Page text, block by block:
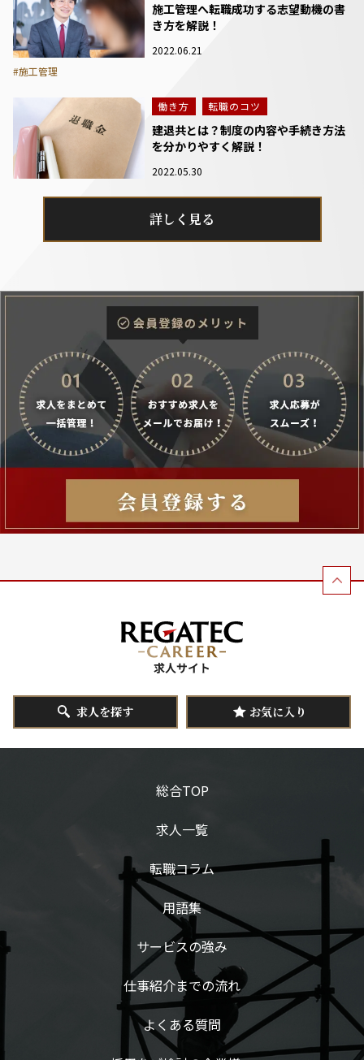
施工管理へ転職成功する志望動機の書
き方を解説！
2022.06.21
#施工管理
働き方 転職のコツ
建退共とは？制度の内容や手続き方法
を分かりやすく解説！
2022.05.30
詳しく見る
求人を探す お気に入り
総合TOP
求人一覧
転職コラム
用語集
サービスの強み
仕事紹介までの流れ
よくある質問